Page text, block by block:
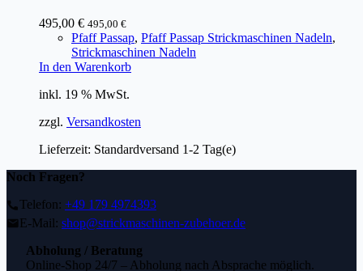
495,00 € 495,00 €
Pfaff Passap, Pfaff Passap Strickmaschinen Nadeln,
Strickmaschinen Nadeln
In den Warenkorb
inkl. 19 % MwSt.
zzgl. Versandkosten
Lieferzeit: Standardversand 1-2 Tag(e)
Noch Fragen?
Telefon: +49 179 4974393
E-Mail: shop@strickmaschinen-zubehoer.de
Abholung / Beratung
Online-Shop 24/7 – Abholung nach Absprache möglich.